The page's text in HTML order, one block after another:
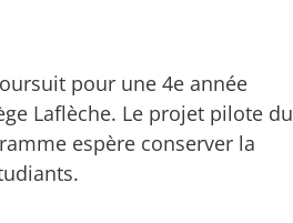
pour une 4e année
Laflèche. Le projet pilote du
espère conserver la